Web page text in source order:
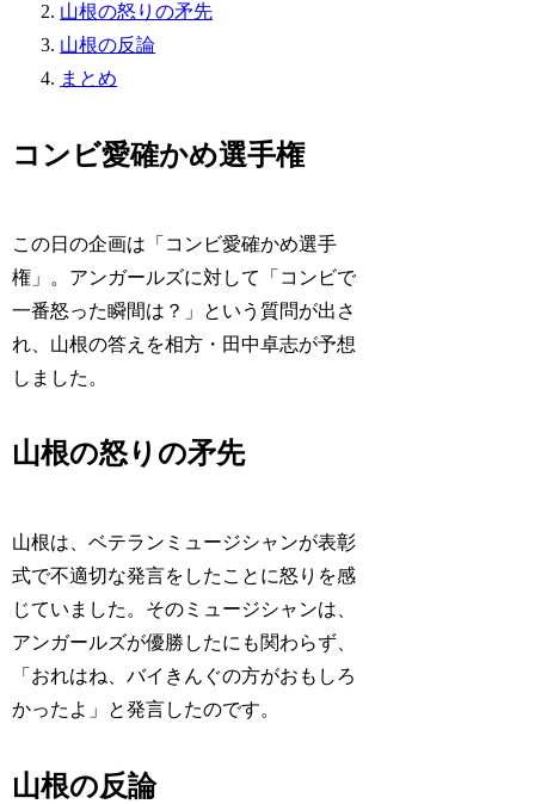
山根の怒りの矛先
山根の反論
まとめ
コンビ愛確かめ選手権
この日の企画は「コンビ愛確かめ選手
権」。アンガールズに対して「コンビで
一番怒った瞬間は？」という質問が出さ
れ、山根の答えを相方・田中卓志が予想
しました。
山根の怒りの矛先
山根は、ベテランミュージシャンが表彰
式で不適切な発言をしたことに怒りを感
じていました。そのミュージシャンは、
アンガールズが優勝したにも関わらず、
「おれはね、バイきんぐの方がおもしろ
かったよ」と発言したのです。
山根の反論